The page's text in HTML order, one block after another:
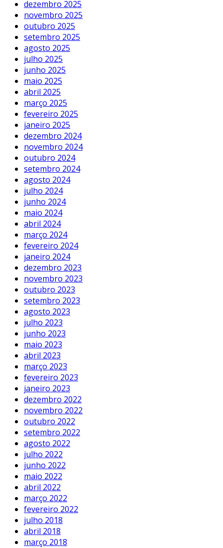
dezembro 2025
novembro 2025
outubro 2025
setembro 2025
agosto 2025
julho 2025
junho 2025
maio 2025
abril 2025
março 2025
fevereiro 2025
janeiro 2025
dezembro 2024
novembro 2024
outubro 2024
setembro 2024
agosto 2024
julho 2024
junho 2024
maio 2024
abril 2024
março 2024
fevereiro 2024
janeiro 2024
dezembro 2023
novembro 2023
outubro 2023
setembro 2023
agosto 2023
julho 2023
junho 2023
maio 2023
abril 2023
março 2023
fevereiro 2023
janeiro 2023
dezembro 2022
novembro 2022
outubro 2022
setembro 2022
agosto 2022
julho 2022
junho 2022
maio 2022
abril 2022
março 2022
fevereiro 2022
julho 2018
abril 2018
março 2018